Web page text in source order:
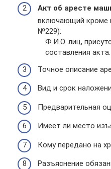
Акт об аресте
включающий кроме
№229):
Ф.И.О. лиц,
составления акта.
Точное описание
Вид и срок
Предварительная
Имеет ли место
Кому передано на
Разъяснение